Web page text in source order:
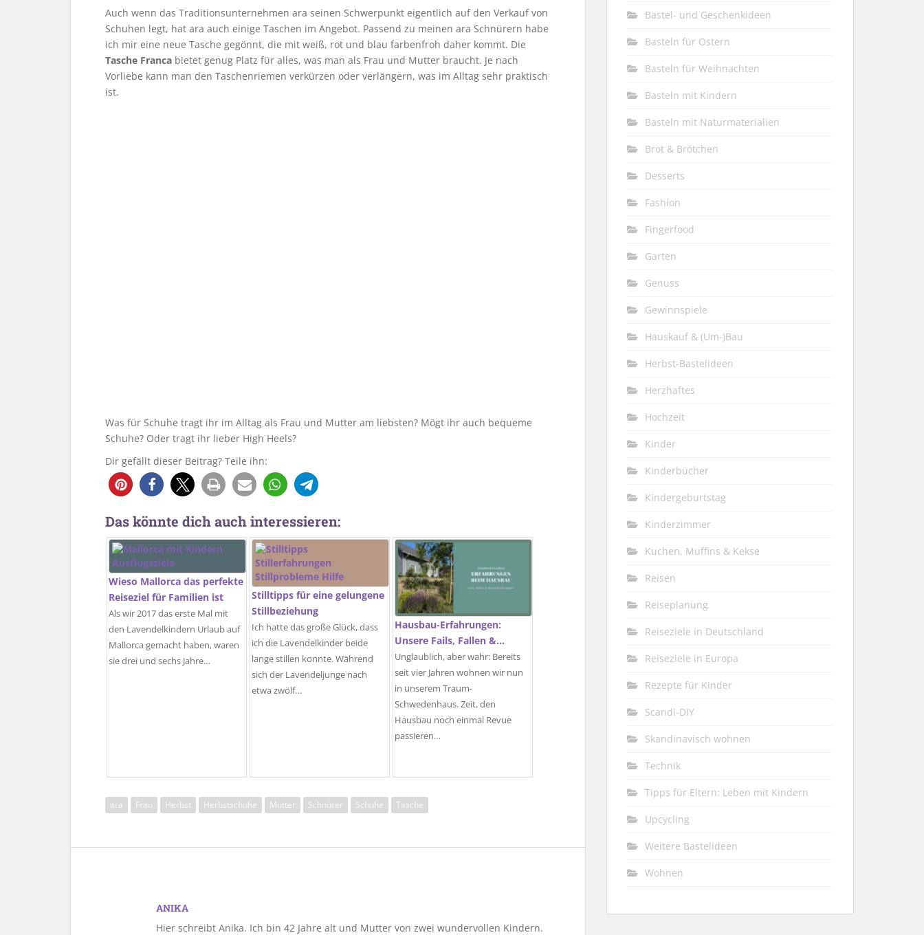
Auch wenn das Traditionsunternehmen ara seinen Schwerpunkt eigentlich auf den Verkauf von
Schuhen legt, hat ara auch einige Taschen im Angebot. Passend zu meinen ara Schnürern habe
ich mir eine neue Tasche gegönnt, die mit weiß, rot und blau farbenfroh daher kommt. Die
Tasche Franca bietet genug Platz für alles, was man als Frau und Mutter braucht. Je nach
Vorliebe kann man den Taschenriemen verkürzen oder verlängern, was im Alltag sehr praktisch
ist.
Was für Schuhe tragt ihr im Alltag als Frau und Mutter am liebsten? Mögt ihr auch bequeme
Schuhe? Oder tragt ihr lieber High Heels?
Dir gefällt dieser Beitrag? Teile ihn:
Das könnte dich auch interessieren:
Wieso Mallorca das perfekte
Reiseziel für Familien ist
Als wir 2017 das erste Mal mit
den Lavendelkindern Urlaub auf
Mallorca gemacht haben, waren
sie drei und sechs Jahre…
Stilltipps für eine gelungene
Stillbeziehung
Ich hatte das große Glück, dass
ich die Lavendelkinder beide
lange stillen konnte. Während
sich der Lavendeljunge nach
etwa zwölf…
Hausbau-Erfahrungen:
Unsere Fails, Fallen &…
Unglaublich, aber wahr: Bereits
seit vier Jahren wohnen wir nun
in unserem Traum-
Schwedenhaus. Zeit, den
Hausbau noch einmal Revue
passieren…
ara Frau Herbst Herbstschuhe Mutter Schnürer Schuhe Tasche
ANIKA
Hier schreibt Anika. Ich bin 42 Jahre alt und Mutter von zwei wundervollen Kindern.
Bastel- und Geschenkideen
Basteln für Ostern
Basteln für Weihnachten
Basteln mit Kindern
Basteln mit Naturmaterialien
Brot & Brötchen
Desserts
Fashion
Fingerfood
Garten
Genuss
Gewinnspiele
Hauskauf & (Um-)Bau
Herbst-Bastelideen
Herzhaftes
Hochzeit
Kinder
Kinderbücher
Kindergeburtstag
Kinderzimmer
Kuchen, Muffins & Kekse
Reisen
Reiseplanung
Reiseziele in Deutschland
Reiseziele in Europa
Rezepte für Kinder
Scandi-DIY
Skandinavisch wohnen
Technik
Tipps für Eltern: Leben mit Kindern
Upcycling
Weitere Bastelideen
Wohnen